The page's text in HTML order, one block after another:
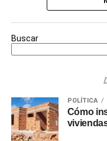
Buscar
POLÍTICA
Cómo